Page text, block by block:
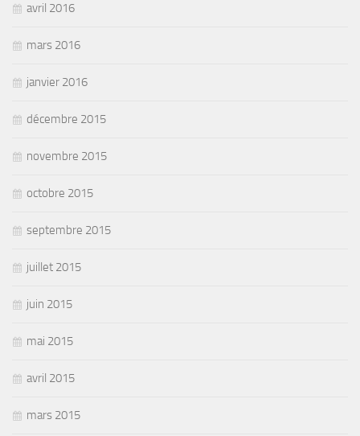
avril 2016
mars 2016
janvier 2016
décembre 2015
novembre 2015
octobre 2015
septembre 2015
juillet 2015
juin 2015
mai 2015
avril 2015
mars 2015